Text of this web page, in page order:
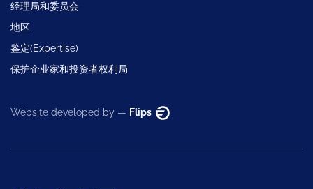
经理局和委员会
地区
鉴定(Expertise)
保护企业家和投资者权利局
Website developed by — Flips